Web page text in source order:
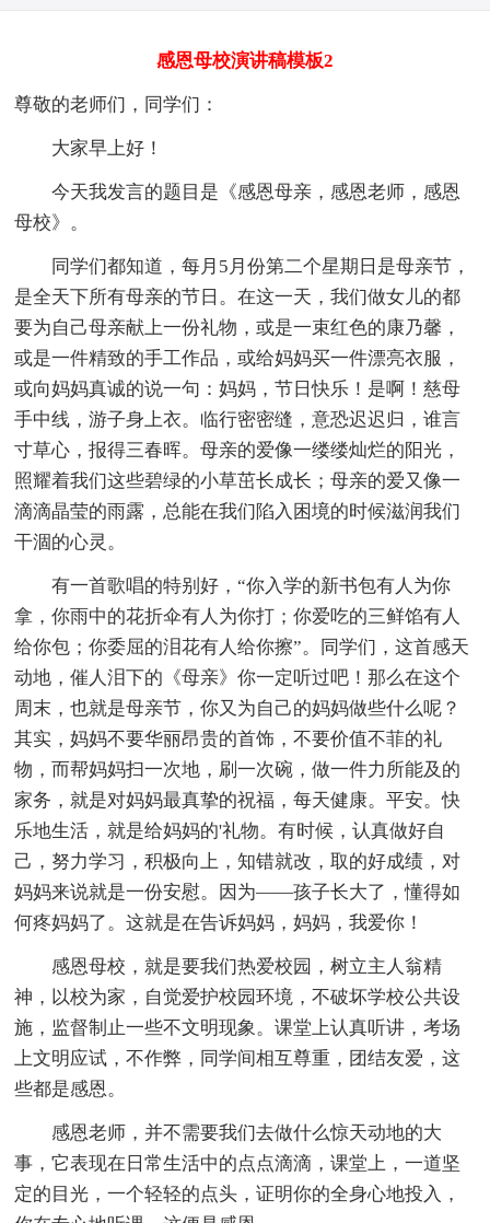
感恩母校演讲稿模板2
尊敬的老师们，同学们：
大家早上好！
今天我发言的题目是《感恩母亲，感恩老师，感恩
母校》。
同学们都知道，每月5月份第二个星期日是母亲节，
是全天下所有母亲的节日。在这一天，我们做女儿的都
要为自己母亲献上一份礼物，或是一束红色的康乃馨，
或是一件精致的手工作品，或给妈妈买一件漂亮衣服，
或向妈妈真诚的说一句：妈妈，节日快乐！是啊！慈母
手中线，游子身上衣。临行密密缝，意恐迟迟归，谁言
寸草心，报得三春晖。母亲的爱像一缕缕灿烂的阳光，
照耀着我们这些碧绿的小草茁长成长；母亲的爱又像一
滴滴晶莹的雨露，总能在我们陷入困境的时候滋润我们
干涸的心灵。
有一首歌唱的特别好，“你入学的新书包有人为你
拿，你雨中的花折伞有人为你打；你爱吃的三鲜馅有人
给你包；你委屈的泪花有人给你擦”。同学们，这首感天
动地，催人泪下的《母亲》你一定听过吧！那么在这个
周末，也就是母亲节，你又为自己的妈妈做些什么呢？
其实，妈妈不要华丽昂贵的首饰，不要价值不菲的礼
物，而帮妈妈扫一次地，刷一次碗，做一件力所能及的
家务，就是对妈妈最真挚的祝福，每天健康。平安。快
乐地生活，就是给妈妈的'礼物。有时候，认真做好自
己，努力学习，积极向上，知错就改，取的好成绩，对
妈妈来说就是一份安慰。因为——孩子长大了，懂得如
何疼妈妈了。这就是在告诉妈妈，妈妈，我爱你！
感恩母校，就是要我们热爱校园，树立主人翁精
神，以校为家，自觉爱护校园环境，不破坏学校公共设
施，监督制止一些不文明现象。课堂上认真听讲，考场
上文明应试，不作弊，同学间相互尊重，团结友爱，这
些都是感恩。
感恩老师，并不需要我们去做什么惊天动地的大
事，它表现在日常生活中的点点滴滴，课堂上，一道坚
定的目光，一个轻轻的点头，证明你的全身心地投入，